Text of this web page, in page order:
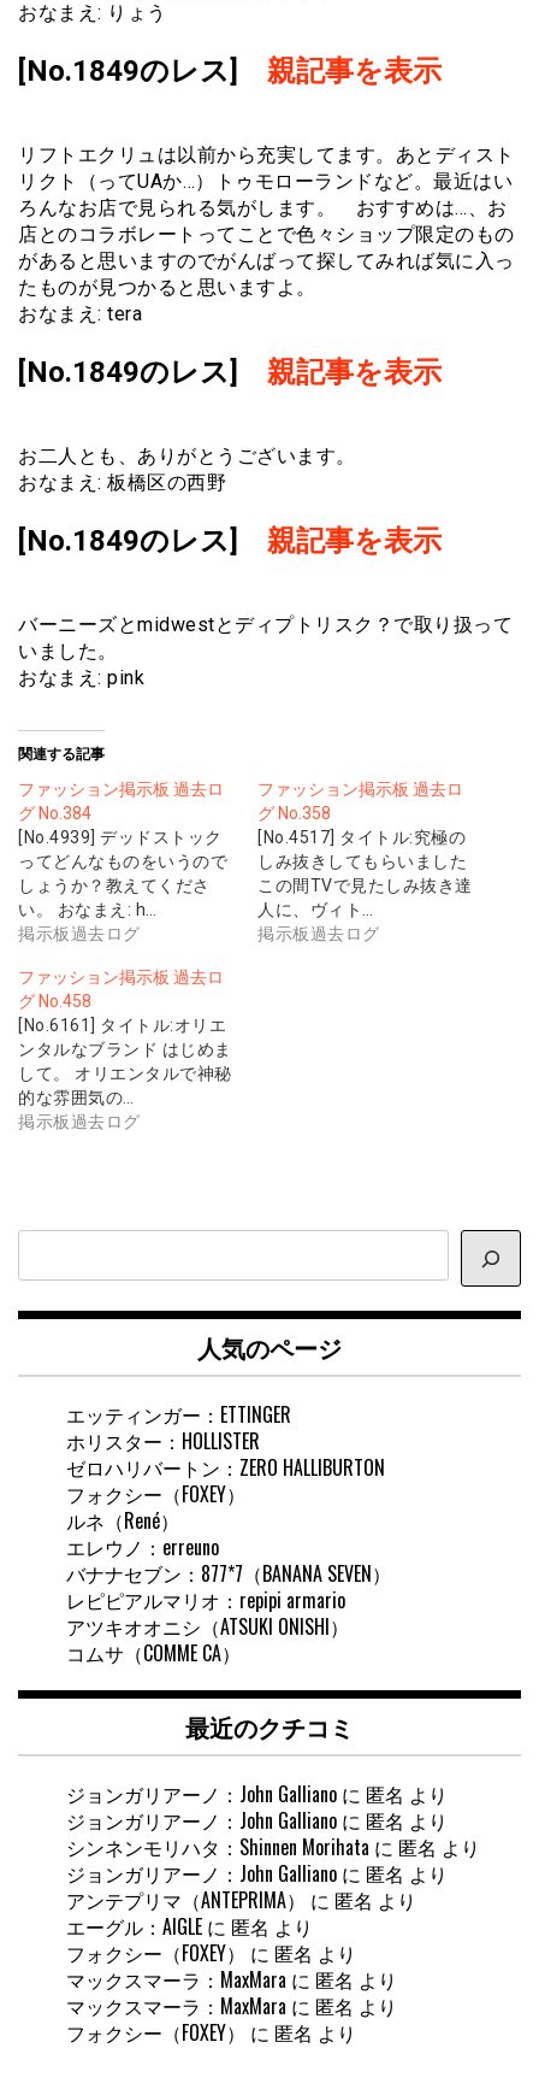
おなまえ: りょう
[No.1849のレス] 親記事を表示
リフトエクリュは以前から充実してます。あとディスト
リクト（ってUAか…）トゥモローランドなど。最近はい
ろんなお店で見られる気がします。 おすすめは…、お
店とのコラボレートってことで色々ショップ限定のもの
があると思いますのでがんばって探してみれば気に入っ
たものが見つかると思いますよ。
おなまえ: tera
[No.1849のレス] 親記事を表示
お二人とも、ありがとうございます。
おなまえ: 板橋区の西野
[No.1849のレス] 親記事を表示
バーニーズとmidwestとディプトリスク？で取り扱って
いました。
おなまえ: pink
関連する記事
ファッション掲示板 過去ロ
グ No.384
[No.4939] デッドストック
ってどんなものをいうので
しょうか？教えてくださ
い。 おなまえ: h…
掲示板過去ログ
ファッション掲示板 過去ロ
グ No.358
[No.4517] タイトル:究極の
しみ抜きしてもらいました
この間TVで見たしみ抜き達
人に、ヴィト…
掲示板過去ログ
ファッション掲示板 過去ロ
グ No.458
[No.6161] タイトル:オリエ
ンタルなブランド はじめま
して。 オリエンタルで神秘
的な雰囲気の…
掲示板過去ログ
サ
内
索
人気のページ
エッティンガー：ETTINGER
ホリスター：HOLLISTER
ゼロハリバートン：ZERO HALLIBURTON
フォクシー（FOXEY）
ルネ（René）
エレウノ：erreuno
バナナセブン：877*7（BANANA SEVEN）
レピピアルマリオ：repipi armario
アツキオオニシ（ATSUKI ONISHI）
コムサ（COMME CA）
最近のクチコミ
ジョンガリアーノ：John Galliano に 匿名 より
ジョンガリアーノ：John Galliano に 匿名 より
シンネンモリハタ：Shinnen Morihata に 匿名 より
ジョンガリアーノ：John Galliano に 匿名 より
アンテプリマ（ANTEPRIMA）
に 匿名 より
エーグル：AIGLE に 匿名 より
フォクシー（FOXEY）
に 匿名 より
マックスマーラ：MaxMara に 匿名 より
マックスマーラ：MaxMara に 匿名 より
フォクシー（FOXEY）
に 匿名 より